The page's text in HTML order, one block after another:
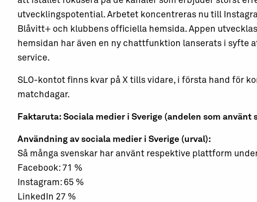
utvecklingspotential. Arbetet koncentreras nu till
Blåvitt+ och klubbens officiella hemsida. Appen
hemsidan har även en ny chattfunktion lanserats i syfte
service.
SLO-kontot finns kvar på X tills vidare, i första hand för
matchdagar.
Faktaruta: Sociala medier i Sverige (andelen som använt
Användning av sociala medier i Sverige (urval):
Så många svenskar har använt respektive plattform
Facebook: 71 %
Instagram: 65 %
LinkedIn 27 %